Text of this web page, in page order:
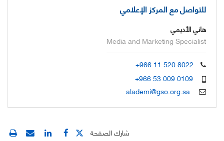
للتواصل مع المركز الإعلامي
هاني الأديمي
Media and Marketing Specialist
+966 11 520 8022
+966 53 009 0109
alademi@gso.org.sa
شارك الصفحة